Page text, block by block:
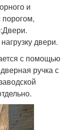
и
порогом,
двери.
с помощью
ручка с